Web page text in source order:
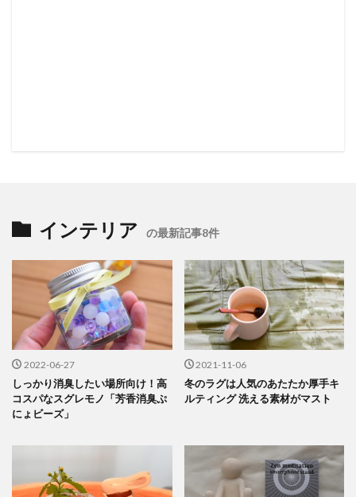
インテリア の最新記事8件
2022-06-27
しっかり消臭したい場所向け！高
コスパなスグレモノ「芳香消臭ぷ
にょビーズ」
2021-11-06
冬のラグは人気のあたたか厚手キ
ルティング 洗える素材がマスト